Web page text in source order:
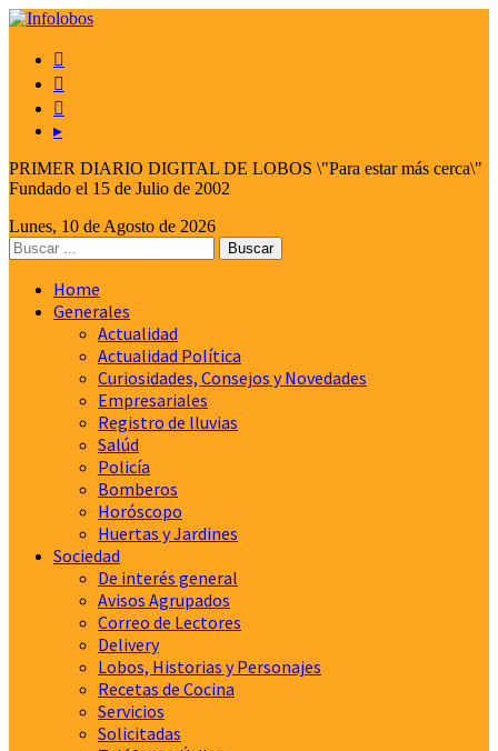



▸
PRIMER DIARIO DIGITAL DE LOBOS \"Para estar más cerca\"
Fundado el 15 de Julio de 2002
Lunes, 10 de Agosto de 2026
Home
Generales
Actualidad
Actualidad Política
Curiosidades, Consejos y Novedades
Empresariales
Registro de lluvias
Salúd
Policía
Bomberos
Horóscopo
Huertas y Jardines
Sociedad
De interés general
Avisos Agrupados
Correo de Lectores
Delivery
Lobos, Historias y Personajes
Recetas de Cocina
Servicios
Solicitadas